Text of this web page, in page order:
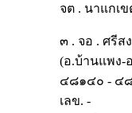
จต . นาแกเ
๓ . จอ . ศรี
(อ.บ้านแพง
๔๘๑๔๐ - ๔
เลข. -